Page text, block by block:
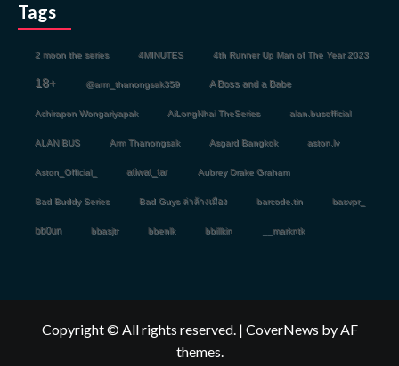
Tags
2 moon the series 4MINUTES 4th Runner Up Man of The Year 2023
18+ @arm_thanongsak359 A Boss and a Babe
Achirapon Wongariyapak AiLongNhai TheSeries alan.busofficial
ALAN BUS Arm Thanongsak Asgard Bangkok aston.lv
Aston_Official_ atiwat_tar Aubrey Drake Graham
Bad Buddy Series Bad Guys ล่าล้างเมือง barcode.tin basvpr_
bb0un bbasjtr bbenlk bbillkin __markntk
Copyright © All rights reserved. | CoverNews by AF
themes.